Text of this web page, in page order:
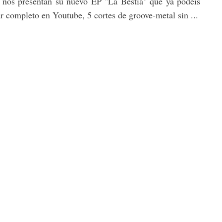
completo en Youtube, 5 cortes de groove-metal sin ...